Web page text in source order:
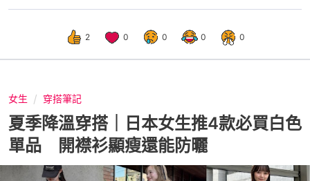
2 0 0 0 0
女生 穿搭筆記
夏季降溫穿搭｜日本女生推4款必買白色
單品 開襟衫顯瘦還能防曬